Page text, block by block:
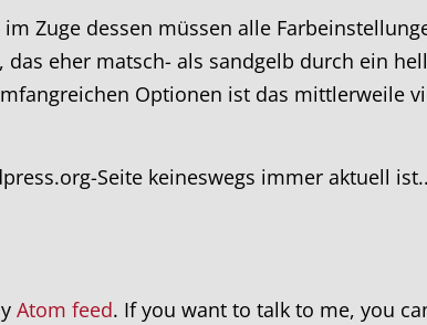
Zuge dessen müssen alle
eher matsch- als sandgelb durch ein
Optionen ist das mittlerweile
Seite keineswegs immer aktuell
Atom feed. If you want to talk to me, you